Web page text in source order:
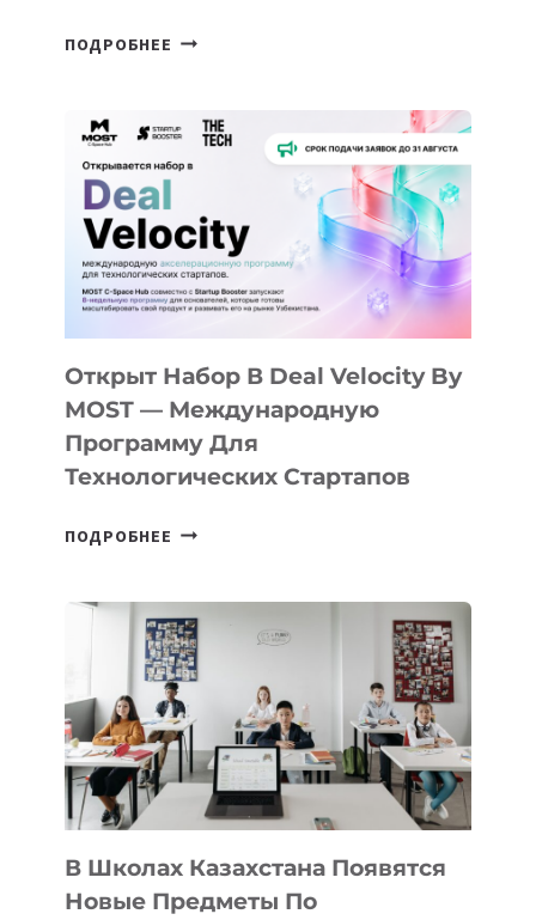
ПОДРОБНЕЕ ОТ
АЛМАТЫ:
КАК
AI
YOUTH
CAMP
ДАЛ
30
ПОДРОСТКАМ
БИЛЕТ
В
ПРЕДПРИНИМАТЕЛЬСТВО
Открыт Набор В Deal Velocity By
MOST — Международную
Программу Для
Технологических Стартапов
ПОДРОБНЕЕ ОТКРЫТ
DEAL
VELOCITY
BY
MOST
—
МЕЖДУНАРОДНУЮ
ПРОГРАММУ
ДЛЯ
ТЕХНОЛОГИЧЕСКИХ
В Школах Казахстана Появятся
Новые Предметы По